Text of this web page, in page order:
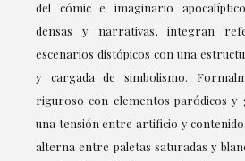
del cómic e imaginario
densas y narrativas, integran
escenarios distópicos con una
y cargada de simbolismo.
riguroso con elementos paródicos y
una tensión entre artificio y
alterna entre paletas saturadas y